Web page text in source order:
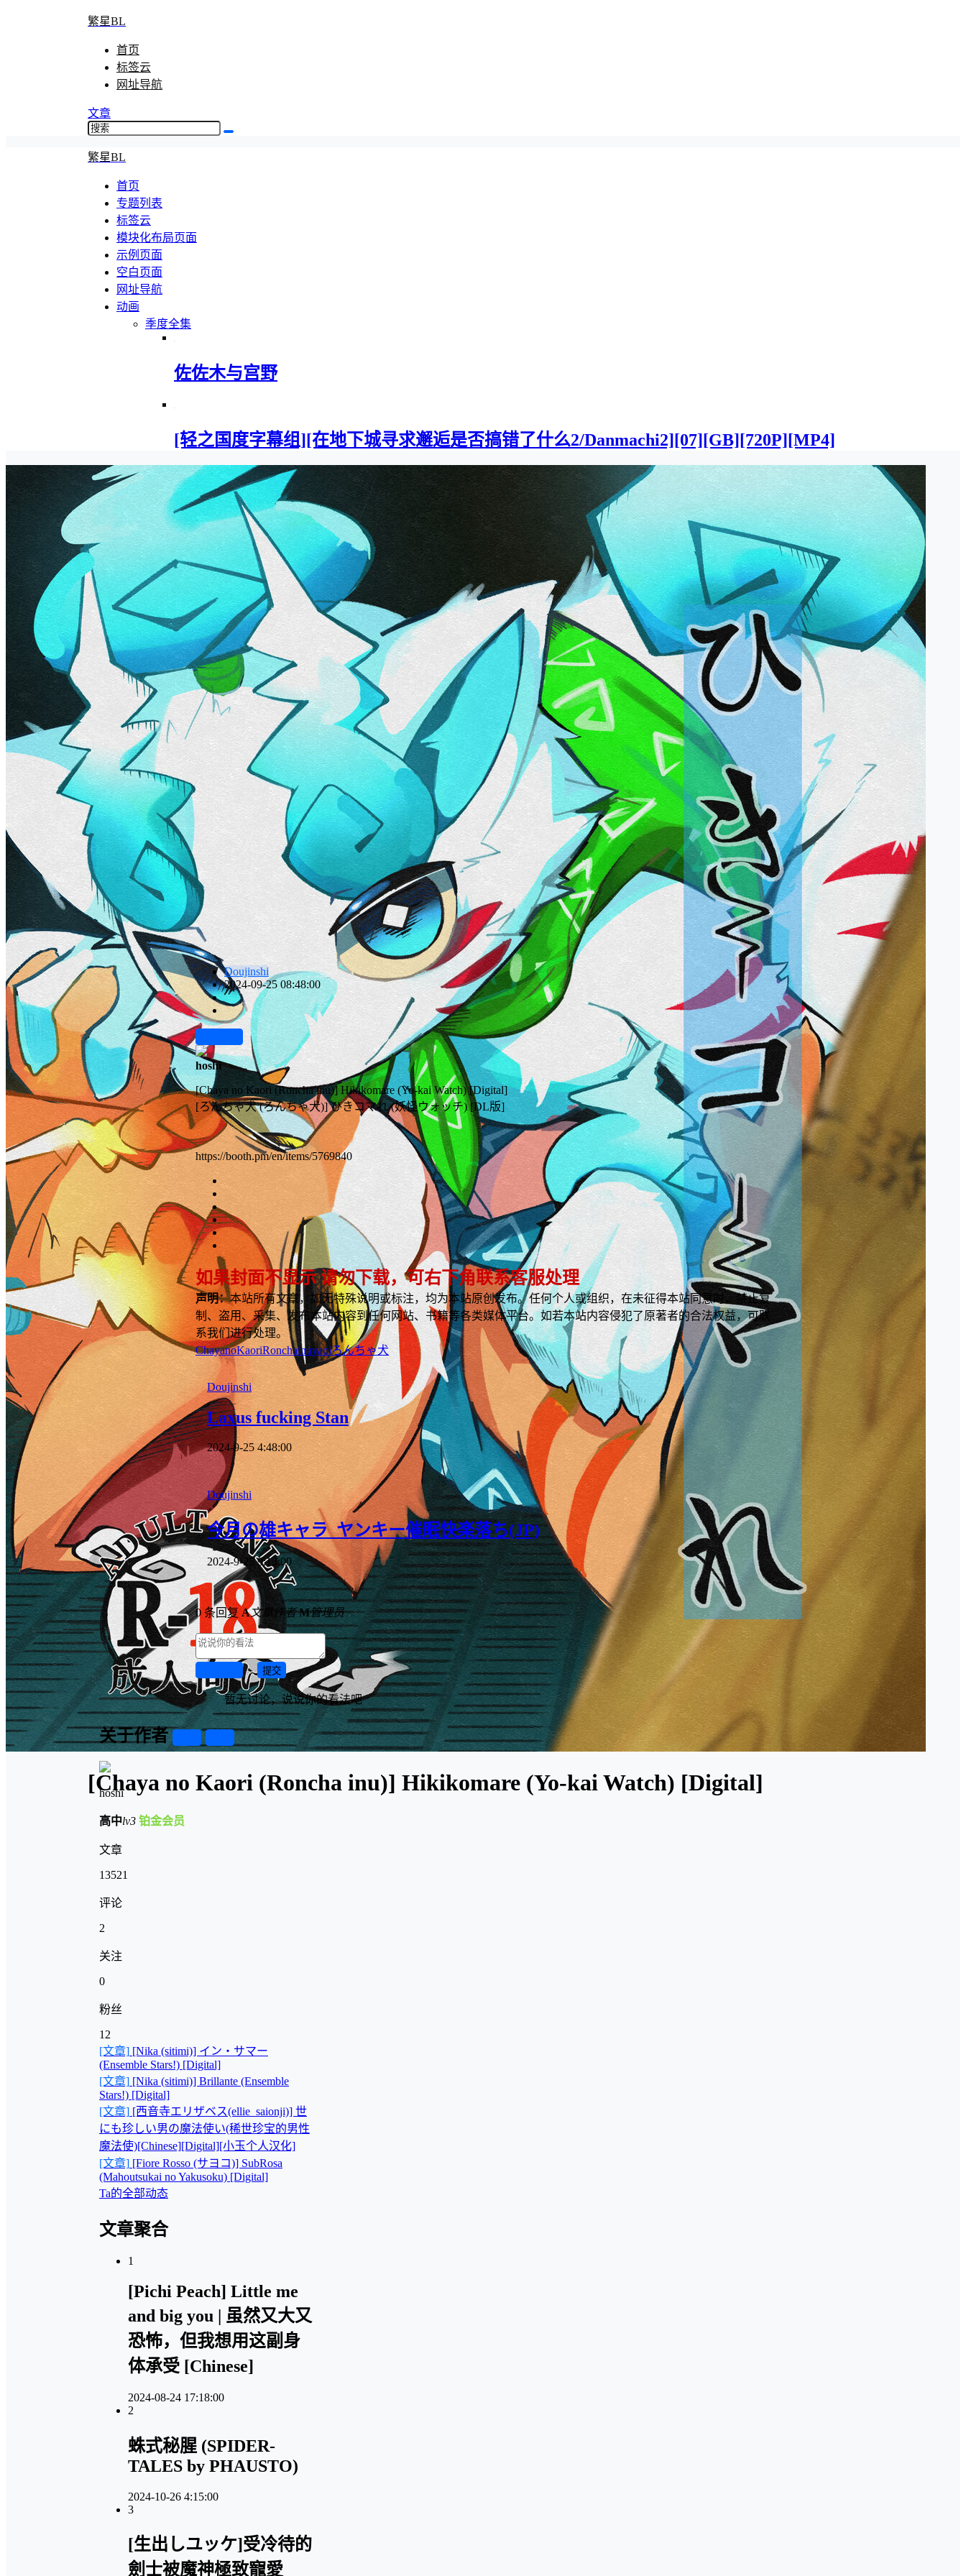
繁星BL
首页
标签云
网址导航
文章
繁星BL
首页
专题列表
标签云
模块化布局页面
示例页面
空白页面
网址导航
动画
季度全集
佐佐木与宫野
[轻之国度字幕组][在地下城寻求邂逅是否搞错了什么2/Danmachi2][07][GB][720P][MP4]
[Chaya no Kaori (Roncha inu)] Hikikomare (Yo-kai Watch) [Digital]
Doujinshi
2024-09-25 08:48:00
hoshi
[Chaya no Kaori (Roncha inu)] Hikikomare (Yo-kai Watch) [Digital]
[ろんちゃ犬 (ろんちゃ犬)] ひきコマれ (妖怪ウォッチ) [DL版]
https://booth.pm/en/items/5769840
如果封面不显示 请勿下载，可右下角联系客服处理
声明：本站所有文章，如无特殊说明或标注，均为本站原创发布。任何个人或组织，在未征得本站同意时，禁止复
制、盗用、采集、发布本站内容到任何网站、书籍等各类媒体平台。如若本站内容侵犯了原著者的合法权益，可联
系我们进行处理。
ChayanoKaoriRonchainuyaoiろんちゃ犬
Doujinshi
Laxus fucking Stan
2024-9-25 4:48:00
Doujinshi
今月の雄キャラ_ヤンキー催眠快楽落ち(JP)
2024-9-25 9:13:00
0 条回复A文章作者 M管理员
提交
暂无讨论，说说你的看法吧
关于作者
hoshi
高中lv3 铂金会员
文章
13521
评论
2
关注
0
粉丝
12
[文章] [Nika (sitimi)] イン・サマー
(Ensemble Stars!) [Digital]
[文章] [Nika (sitimi)] Brillante (Ensemble
Stars!) [Digital]
[文章] [西音寺エリザベス(ellie_saionji)] 世
にも珍しい男の魔法使い(稀世珍宝的男性
魔法使)[Chinese][Digital][小玉个人汉化]
[文章] [Fiore Rosso (サヨコ)] SubRosa
(Mahoutsukai no Yakusoku) [Digital]
Ta的全部动态
文章聚合
1
[Pichi Peach] Little me
and big you | 虽然又大又
恐怖，但我想用这副身
体承受 [Chinese]
2024-08-24 17:18:00
2
蛛式秘腥 (SPIDER-
TALES by PHAUSTO)
2024-10-26 4:15:00
3
[生出しユッケ]受冷待的
劍士被魔神極致寵愛